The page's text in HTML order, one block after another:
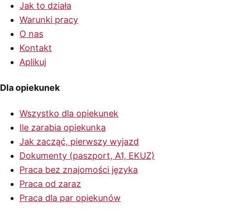
Jak to działa
Warunki pracy
O nas
Kontakt
Aplikuj
Dla opiekunek
Wszystko dla opiekunek
Ile zarabia opiekunka
Jak zacząć, pierwszy wyjazd
Dokumenty (paszport, A1, EKUZ)
Praca bez znajomości języka
Praca od zaraz
Praca dla par opiekunów